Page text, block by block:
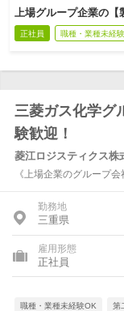
上場グループ企業の
正社員 職種・業種未経
三菱ガス化学グ
験歓迎！
菱江ロジスティクス株
《上場企業のグループ
勤務地
三重県
雇用形態
正社員
職種・業種未経験OK 第